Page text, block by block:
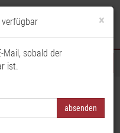
Holzwichtel zum Hängen,
verfügbar ×
Mail, sobald der
ist.